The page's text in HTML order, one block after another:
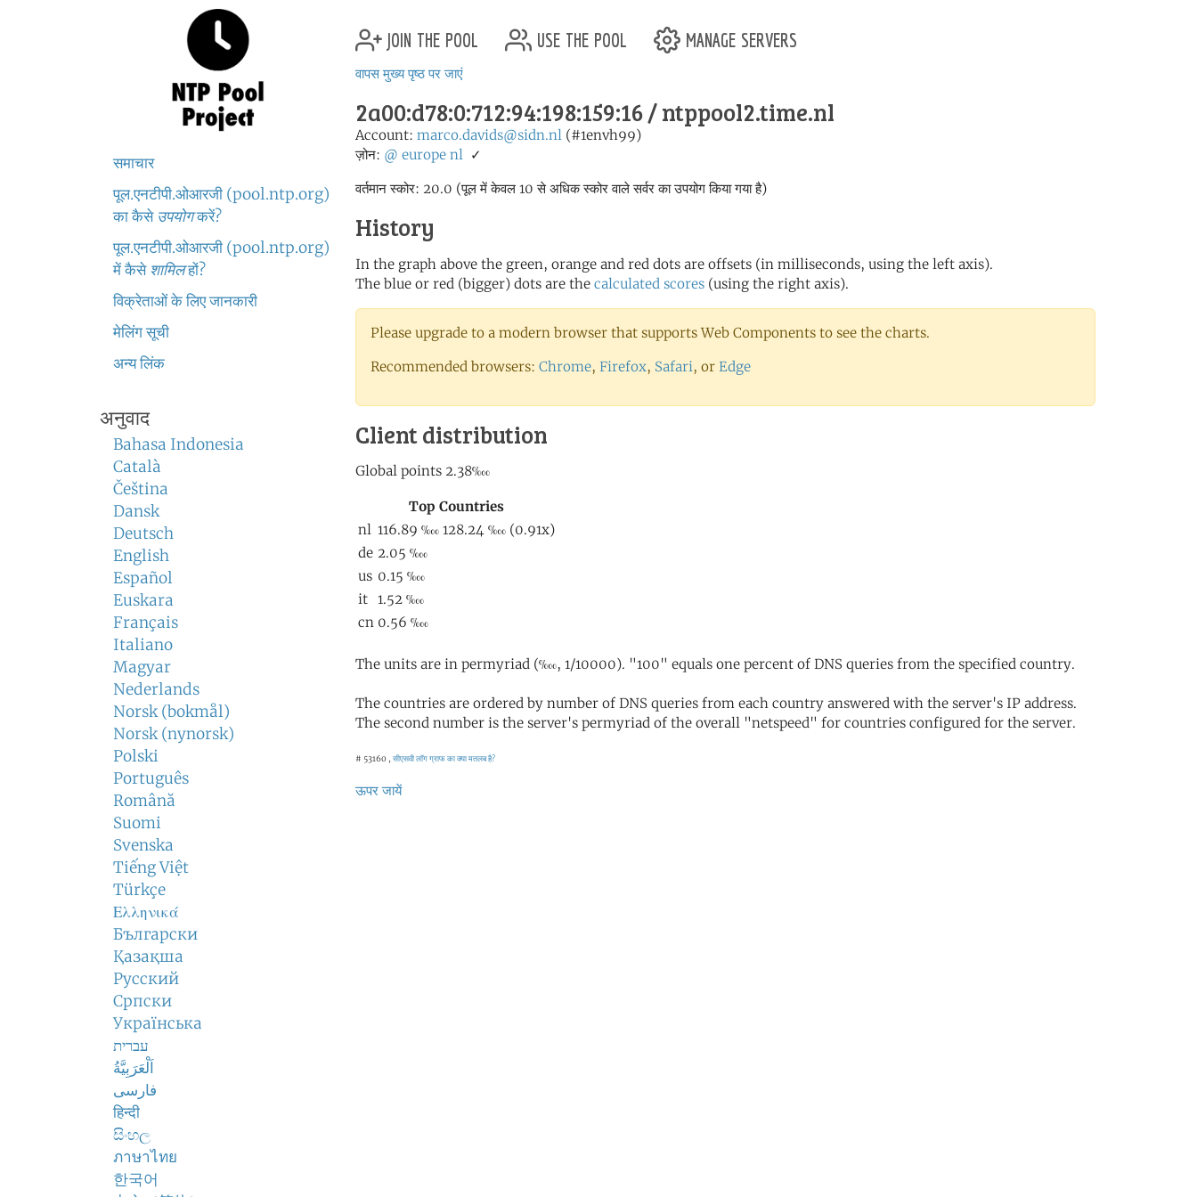
समाचार
पूल.एनटीपी.ओआरजी (pool.ntp.org)
का कैसे उपयोगकरें?
पूल.एनटीपी.ओआरजी (pool.ntp.org)
में कैसे शामिलहों?
विक्रेताओं के लिए जानकारी
मेलिंग सूची
अन्य लिंक
अनुवाद
Bahasa Indonesia
Català
Čeština
Dansk
Deutsch
English
Español
Euskara
Français
Italiano
Magyar
Nederlands
Norsk (bokmål)
Norsk (nynorsk)
Polski
Português
Română
Suomi
Svenska
Tiếng Việt
Türkçe
Ελληνικά
Български
Қазақша
Русский
Српски
Українська
עברית
اَلْعَرَبِيَّةُ
فارسی
हिन्दी
සිංහල
ภาษาไทย
한국어
join the pool use the pool manage servers
वापस मुख्य पृष्ठ पर जाएं
2a00:d78:0:712:94:198:159:16 / ntppool2.time.nl
Account: marco.davids@sidn.nl (#1envh99)
ज़ोन: @ europe nl ✓
वर्तमान स्कोर: 20.0 (पूल में केवल 10 से अधिक स्कोर वाले सर्वर का उपयोग किया गया है)
History
In the graph above the green, orange and red dots are offsets (in milliseconds, using the left axis).
The blue or red (bigger) dots are the calculated scores (using the right axis).
Please upgrade to a modern browser that supports Web Components to see the charts.
Recommended browsers: Chrome, Firefox, Safari, or Edge
Client distribution
The units are in permyriad (‱, 1/10000). "100" equals one percent of DNS queries from the specified country.
The countries are ordered by number of DNS queries from each country answered with the server's IP address.
The second number is the server's permyriad of the overall "netspeed" for countries configured for the server.
# 53160 , सीएसवी लॉगग्राफ का क्या मतलब है?
ऊपर जायें